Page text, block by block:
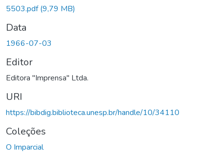
5503.pdf(9,79 MB)
Data
1966-07-03
Editor
Editora "Imprensa" Ltda.
URI
https://bibdig.biblioteca.unesp.br/handle/10/34110
Coleções
O Imparcial